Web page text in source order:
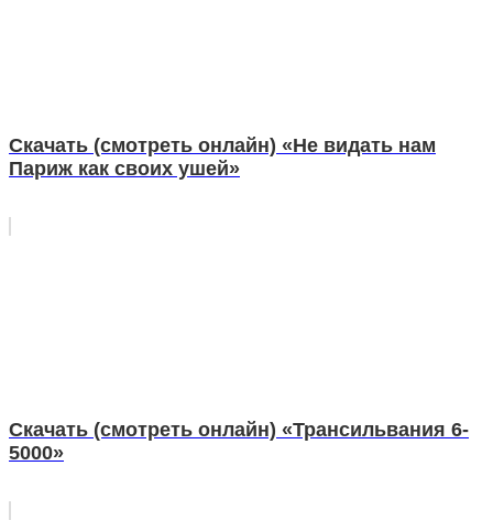
Скачать (смотреть онлайн) «Не видать нам
Париж как своих ушей»
Скачать (смотреть онлайн) «Трансильвания 6-
5000»